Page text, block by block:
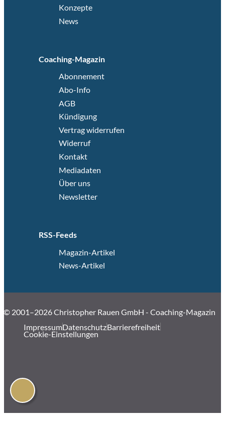
Konzepte
News
Coaching-Magazin
Abonnement
Abo-Info
AGB
Kündigung
Vertrag widerrufen
Widerruf
Kontakt
Mediadaten
Über uns
Newsletter
RSS-Feeds
Magazin-Artikel
News-Artikel
© 2001–2026 Christopher Rauen GmbH - Coaching-Magazin
ImpressumDatenschutzBarrierefreiheit
Cookie-Einstellungen